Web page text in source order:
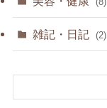
雑記・日記 (2)